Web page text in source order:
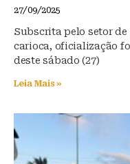
27/09/2025
Subscrita pelo setor
carioca, oficialização
deste sábado (27)
Leia Mais »